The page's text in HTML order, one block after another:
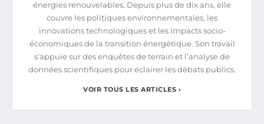
énergies renouvelables. Depuis plus de dix ans, elle
couvre les politiques environnementales, les
innovations technologiques et les impacts socio-
économiques de la transition énergétique. Son travail
s’appuie sur des enquêtes de terrain et l’analyse de
données scientifiques pour éclairer les débats publics.
VOIR TOUS LES ARTICLES ›